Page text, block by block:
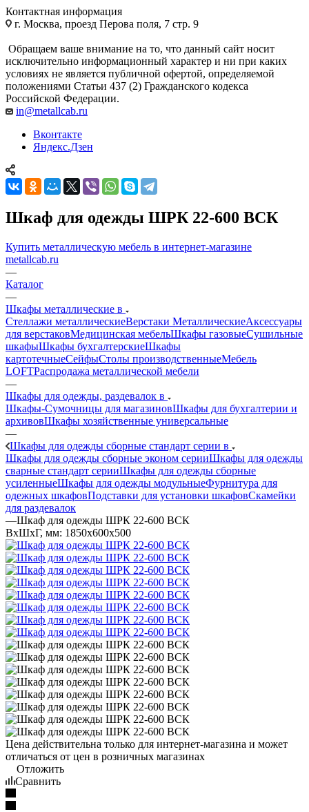
Контактная информация
г. Москва, проезд Перова поля, 7 стр. 9
Обращаем ваше внимание на то, что данный сайт носит
исключительно информационный характер и ни при каких
условиях не является публичной офертой, определяемой
положениями Статьи 437 (2) Гражданского кодекса
Российской Федерации.
in@metallcab.ru
Вконтакте
Яндекс.Дзен
Шкаф для одежды ШРК 22-600 ВСК
Купить металлическую мебель в интернет-магазине
metallcab.ru
—
Каталог
—
Шкафы металлические в
Стеллажи металлическиеВерстаки МеталлическиеАксессуары
для верстаковМедицинская мебельШкафы газовыеСушильные
шкафыШкафы бухгалтерскиеШкафы
картотечныеСейфыСтолы производственныеМебель
LOFTРаспродажа металлической мебели
—
Шкафы для одежды, раздевалок в
Шкафы-Сумочницы для магазиновШкафы для бухгалтерии и
архивовШкафы хозяйственные универсальные
—
Шкафы для одежды сборные стандарт серии в
Шкафы для одежды сборные эконом серииШкафы для одежды
сварные стандарт серииШкафы для одежды сборные
усиленныеШкафы для одежды модульныеФурнитура для
одежных шкафовПодставки для установки шкафовСкамейки
для раздевалок
—Шкаф для одежды ШРК 22-600 ВСК
ВхШхГ, мм: 1850x600x500
Цена действительна только для интернет-магазина и может
отличаться от цен в розничных магазинах
Отложить
Сравнить